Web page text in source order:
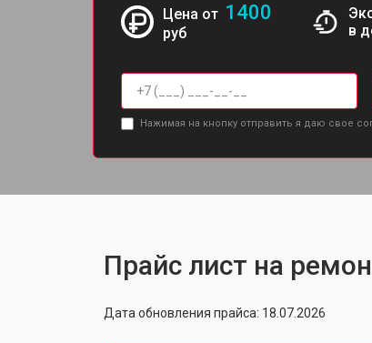
Цена от 1400
руб
в
Нажимая на кнопку отправить я даю свое
Прайс лист на
Дата обновления прайса: 18.07.2026